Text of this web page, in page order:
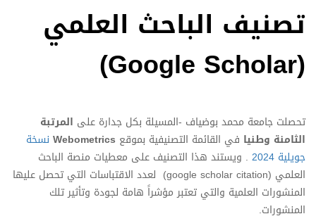
تصنيف الباحث العلمي
(Google Scholar)
تحصلت جامعة محمد بوضياف -المسيلة بكل جدارة على المرتبة
الثامنة وطنيا في القائمة التصنيفية بموقع Webometrics نسخة
جويلية 2024
. ويستند هذا التصنيف على معطيات منصة الباحث
العلمي (google scholar citation) لعدد الاقتباسات التي تحصل عليها
المنشورات العلمية والتي تعتبر مؤشراً هامة لجودة وتأثير تلك
المنشورات.